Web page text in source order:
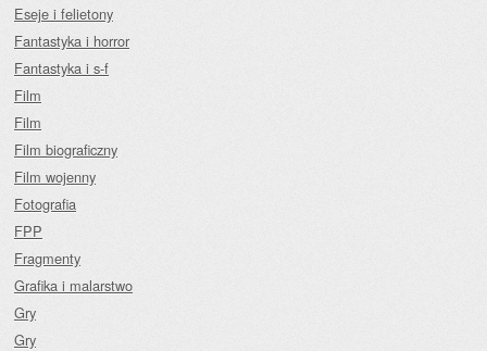
Eseje i felietony
Fantastyka i horror
Fantastyka i s-f
Film
Film
Film biograficzny
Film wojenny
Fotografia
FPP
Fragmenty
Grafika i malarstwo
Gry
Gry